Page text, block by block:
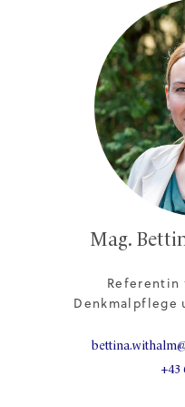
Mag.
Referentin
Denkmalpflege
+43